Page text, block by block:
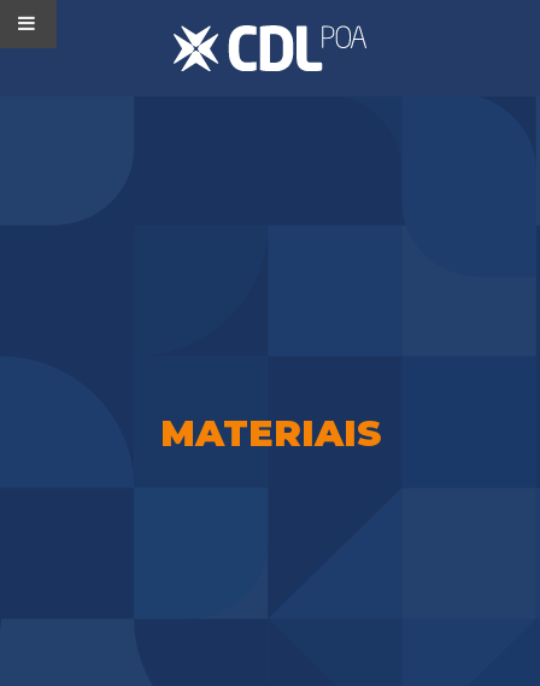
MATERIAIS